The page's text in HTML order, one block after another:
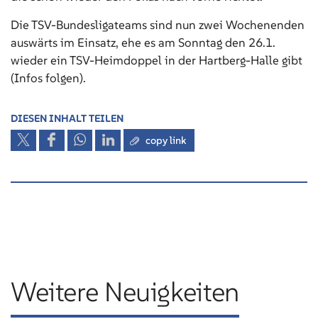
Die TSV-Bundesligateams sind nun zwei Wochenenden
auswärts im Einsatz, ehe es am Sonntag den 26.1.
wieder ein TSV-Heimdoppel in der Hartberg-Halle gibt
(Infos folgen).
DIESEN INHALT TEILEN
copy link
Weitere Neuigkeiten